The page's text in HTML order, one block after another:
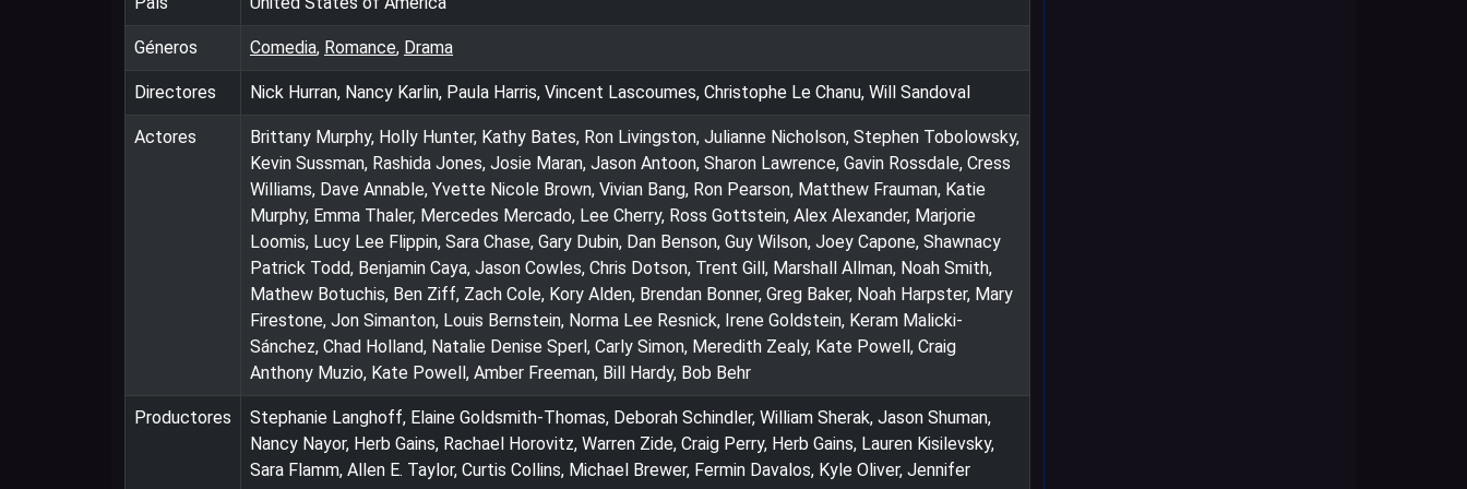
Géneros Comedia, Romance, Drama
Directores Nick Hurran, Nancy Karlin, Paula Harris, Vincent Lascoumes, Christophe Le Chanu, Will Sandoval
Actores
Brittany Murphy, Holly Hunter, Kathy Bates, Ron Livingston, Julianne Nicholson, Stephen Tobolowsky,
Kevin Sussman, Rashida Jones, Josie Maran, Jason Antoon, Sharon Lawrence, Gavin Rossdale, Cress
Williams, Dave Annable, Yvette Nicole Brown, Vivian Bang, Ron Pearson, Matthew Frauman, Katie
Murphy, Emma Thaler, Mercedes Mercado, Lee Cherry, Ross Gottstein, Alex Alexander, Marjorie
Loomis, Lucy Lee Flippin, Sara Chase, Gary Dubin, Dan Benson, Guy Wilson, Joey Capone, Shawnacy
Patrick Todd, Benjamin Caya, Jason Cowles, Chris Dotson, Trent Gill, Marshall Allman, Noah Smith,
Mathew Botuchis, Ben Ziff, Zach Cole, Kory Alden, Brendan Bonner, Greg Baker, Noah Harpster, Mary
Firestone, Jon Simanton, Louis Bernstein, Norma Lee Resnick, Irene Goldstein, Keram Malicki-
Sánchez, Chad Holland, Natalie Denise Sperl, Carly Simon, Meredith Zealy, Kate Powell, Craig
Anthony Muzio, Kate Powell, Amber Freeman, Bill Hardy, Bob Behr
Productores
Stephanie Langhoff, Elaine Goldsmith-Thomas, Deborah Schindler, William Sherak, Jason Shuman,
Nancy Nayor, Herb Gains, Rachael Horovitz, Warren Zide, Craig Perry, Herb Gains, Lauren Kisilevsky,
Sara Flamm, Allen E. Taylor, Curtis Collins, Michael Brewer, Fermin Davalos, Kyle Oliver, Jennifer